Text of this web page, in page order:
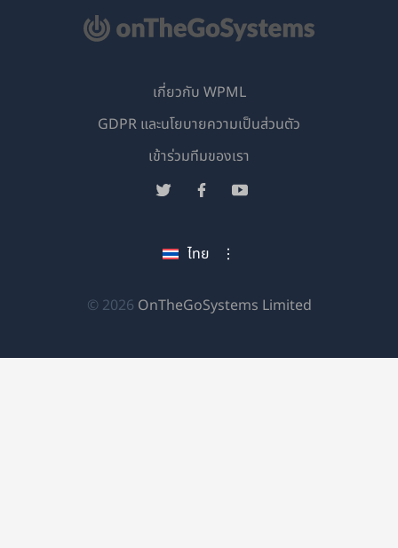
© 2026 OnTheGoSystems Limited(เปิด
หน้าต่าง
ไทย
เกี่ยวกับ WPML
GDPR และนโยบายความเป็นส่วนตัว
เข้าร่วมทีมของเรา
(เปิด
ใหม่)
(เปิด
ใหม่)
(เปิด